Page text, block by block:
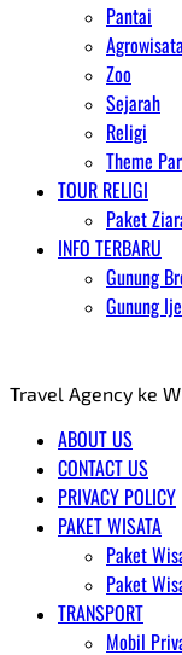
Pantai
Agrowisata
Zoo
Sejarah
Religi
Theme
TOUR RELIGI
Paket
INFO TERBARU
Gunung
Gunung
Travel Agency ke
ABOUT US
CONTACT US
PRIVACY POLICY
PAKET WISATA
Paket
Paket
TRANSPORT
Mobil